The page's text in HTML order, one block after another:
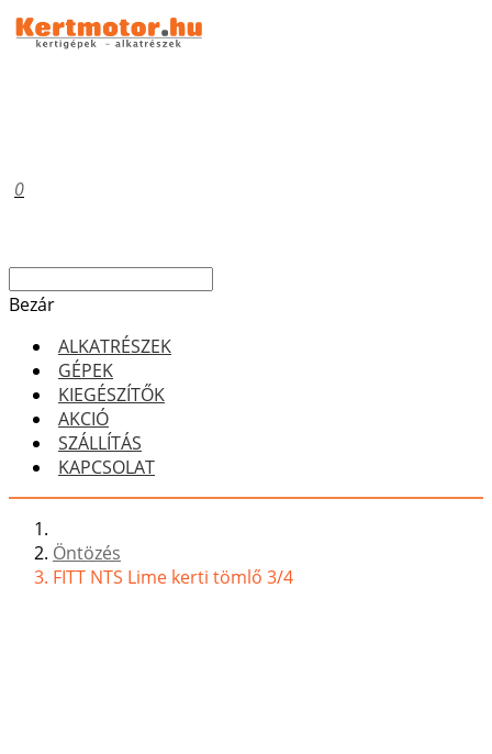
0
Bezár
ALKATRÉSZEK
GÉPEK
KIEGÉSZÍTŐK
AKCIÓ
SZÁLLÍTÁS
KAPCSOLAT
Öntözés
FITT NTS Lime kerti tömlő 3/4